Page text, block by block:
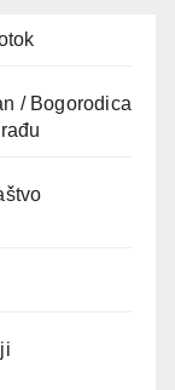
/ Bogorodica